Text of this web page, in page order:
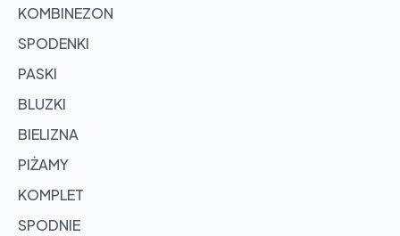
KOMBINEZON
SPODENKI
PASKI
BLUZKI
BIELIZNA
PIŻAMY
KOMPLET
SPODNIE